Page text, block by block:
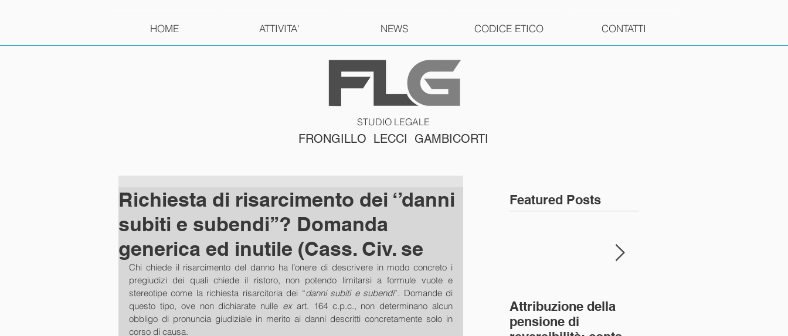
HOME ATTIVITA' NEWS CODICE ETICO CONTATTI
STUDIO LEGALE
FRONGILLO LECCI GAMBICORTI
Richiesta di risarcimento dei ‘’danni
subiti e subendi’’? Domanda
generica ed inutile (Cass. Civ. se
Chi chiede il risarcimento del danno ha l’onere di descrivere in modo concreto i
pregiudizi dei quali chiede il ristoro, non potendo limitarsi a formule vuote e
stereotipe come la richiesta risarcitoria dei “danni subiti e subendi”. Domande di
questo tipo, ove non dichiarate nulle ex art. 164 c.p.c., non determinano alcun
obbligo di pronuncia giudiziale in merito ai danni descritti concretamente solo in
corso di causa.
Featured Posts
Attribuzione della
pensione di